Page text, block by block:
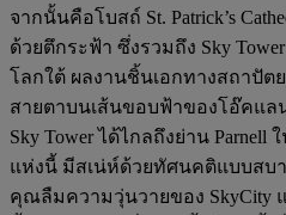
จากนั้นคือโบสถ์ St. Patrick’s
ด้วยตึกระฟ้า ซึ่งรวมถึง Sky
โลกใต้ ผลงานชิ้นเอกทางสถาปัต
สายตาบนเส้นขอบฟ้าของโอ๊คแ
Sky Tower ได้ไกลถึงย่าน Parnell
แห่งนี้ มีสเน่ห์ด้วยทัศนคติแบบสบ
คุณลืมความวุ่นวายของ SkyCity